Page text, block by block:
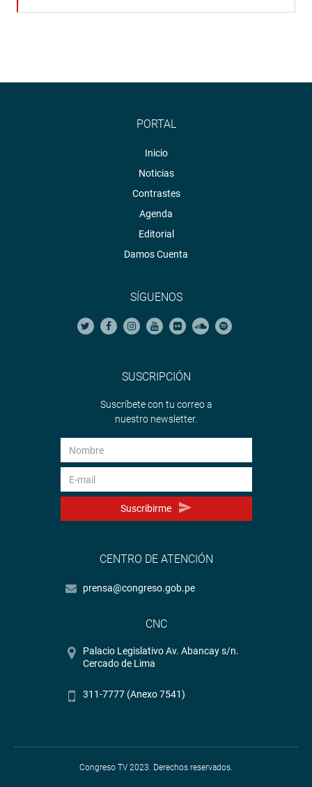
PORTAL
Inicio
Noticias
Contrastes
Agenda
Editorial
Damos Cuenta
SÍGUENOS
SUSCRIPCIÓN
Suscríbete con tu correo a
nuestro newsletter.
Suscribirme
CENTRO DE ATENCIÓN
prensa@congreso.gob.pe
CNC
Palacio Legislativo Av. Abancay s/n.
Cercado de Lima
311-7777 (Anexo 7541)
Congreso TV 2023. Derechos reservados.